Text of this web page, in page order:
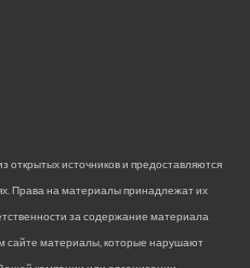
открытых источников и предоставляются
Права на материалы принадлежат их
за содержание материала
сайте материалы, которые нарушают